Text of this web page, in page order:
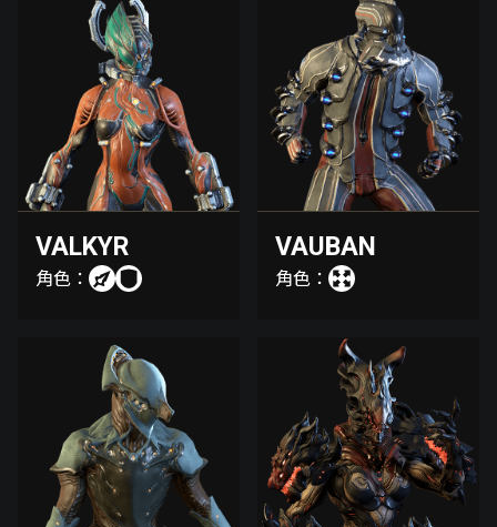
VALKYR
角色：
VAUBAN
角色：